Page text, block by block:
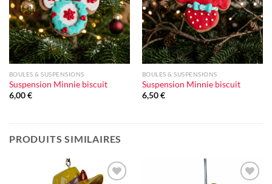
BOULES & SUSPENSIONS
Suspension Minnie biscuit
6,00€
BOULES & SUSPENSIONS
Suspension Minnie biscuit
6,50€
PRODUITS SIMILAIRES